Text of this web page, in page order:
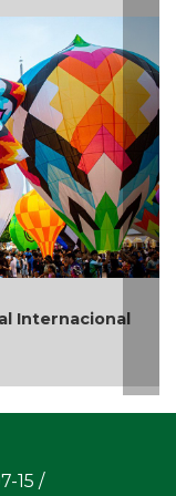
¿Con o sin
15 /